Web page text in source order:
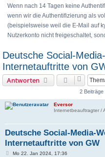
Wenn nach 14 Tagen keine
wenn wir die Authentifizierung als
(beispielsweise weil die E-Mail auf
Nutzerkonto nicht freigeschaltet,
Deutsche Social-
Internetauftritte von
Antworten
2 Beiträge
Eversor
Internetbeauftragter /
Deutsche Social-Media-
Internetauftritte von GW
BMo 22. Jan 2024, 17:36